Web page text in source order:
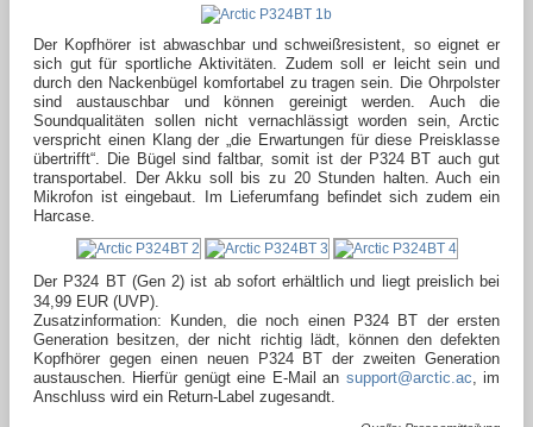
Der Kopfhörer ist abwaschbar und schweißresistent, so eignet er
sich gut für sportliche Aktivitäten. Zudem soll er leicht sein und
durch den Nackenbügel komfortabel zu tragen sein. Die Ohrpolster
sind austauschbar und können gereinigt werden. Auch die
Soundqualitäten sollen nicht vernachlässigt worden sein, Arctic
verspricht einen Klang der „die Erwartungen für diese Preisklasse
übertrifft“. Die Bügel sind faltbar, somit ist der P324 BT auch gut
transportabel. Der Akku soll bis zu 20 Stunden halten. Auch ein
Mikrofon ist eingebaut. Im Lieferumfang befindet sich zudem ein
Harcase.
Der P324 BT (Gen 2) ist ab sofort erhältlich und liegt preislich bei
34,99 EUR (UVP).
Zusatzinformation: Kunden, die noch einen P324 BT der ersten
Generation besitzen, der nicht richtig lädt, können den defekten
Kopfhörer gegen einen neuen P324 BT der zweiten Generation
austauschen. Hierfür genügt eine E-Mail an support@arctic.ac , im
Anschluss wird ein Return-Label zugesandt.